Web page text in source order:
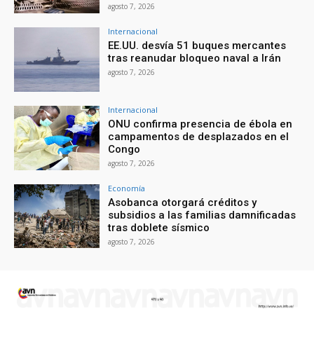
agosto 7, 2026
Internacional
EE.UU. desvía 51 buques mercantes
tras reanudar bloqueo naval a Irán
agosto 7, 2026
Internacional
ONU confirma presencia de ébola en
campamentos de desplazados en el
Congo
agosto 7, 2026
Economía
Asobanca otorgará créditos y
subsidios a las familias damnificadas
tras doblete sísmico
agosto 7, 2026